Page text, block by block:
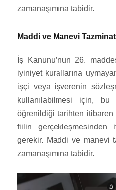
zamanaşımına tabidir.
Maddi ve Manevi
İş Kanunu’nun 26.
iyiniyet kurallarına
işçi veya işverenin
kullanılabilmesi için, bu
öğrenildiği tarihten
fiilin gerçekleşmesinden
gerekir. Maddi ve manevi
zamanaşımına tabidir.